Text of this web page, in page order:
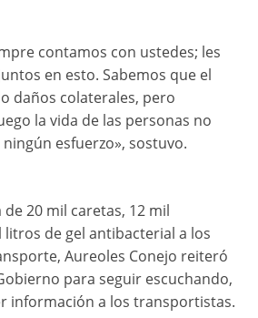
contamos con ustedes; les
en esto. Sabemos que el
daños colaterales, pero
la vida de las personas no
esfuerzo», sostuvo.
20 mil caretas, 12 mil
litros de gel antibacterial a los
Aureoles Conejo reiteró
para seguir escuchando,
información a los transportistas.